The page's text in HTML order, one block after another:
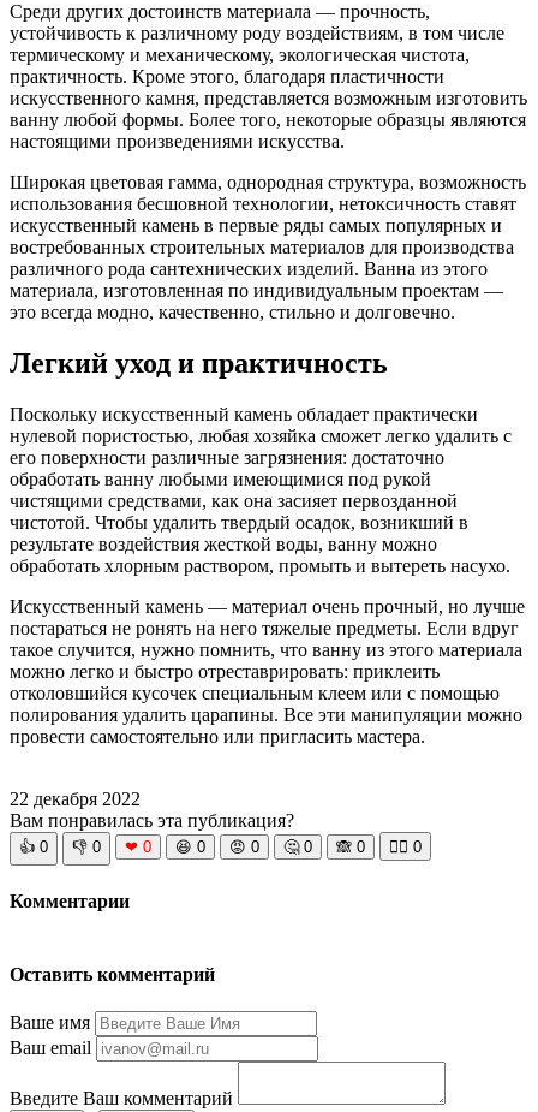
Среди других достоинств материала — прочность,
устойчивость к различному роду воздействиям, в том числе
термическому и механическому, экологическая чистота,
практичность. Кроме этого, благодаря пластичности
искусственного камня, представляется возможным изготовить
ванну любой формы. Более того, некоторые образцы являются
настоящими произведениями искусства.
Широкая цветовая гамма, однородная структура, возможность
использования бесшовной технологии, нетоксичность ставят
искусственный камень в первые ряды самых популярных и
востребованных строительных материалов для производства
различного рода сантехнических изделий. Ванна из этого
материала, изготовленная по индивидуальным проектам —
это всегда модно, качественно, стильно и долговечно.
Легкий уход и практичность
Поскольку искусственный камень обладает практически
нулевой пористостью, любая хозяйка сможет легко удалить с
его поверхности различные загрязнения: достаточно
обработать ванну любыми имеющимися под рукой
чистящими средствами, как она засияет первозданной
чистотой. Чтобы удалить твердый осадок, возникший в
результате воздействия жесткой воды, ванну можно
обработать хлорным раствором, промыть и вытереть насухо.
Искусственный камень — материал очень прочный, но лучше
постараться не ронять на него тяжелые предметы. Если вдруг
такое случится, нужно помнить, что ванну из этого материала
можно легко и быстро отреставрировать: приклеить
отколовшийся кусочек специальным клеем или с помощью
полирования удалить царапины. Все эти манипуляции можно
провести самостоятельно или пригласить мастера.
22 декабря 2022
Вам понравилась эта публикация?
👍 0 👎 0 ❤ 0 😆 0 😡 0 🤔 0 🙈 0 🧘‍♀️ 0
Комментарии
Оставить комментарий
Ваше имя
Ваш email
Введите Ваш комментарий